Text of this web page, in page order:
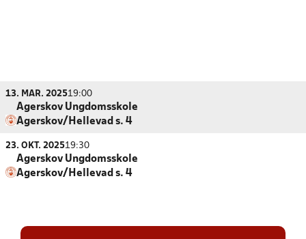
13. MAR. 202519:00
Agerskov Ungdomsskole
Agerskov/Hellevad s. 4
23. OKT. 202519:30
Agerskov Ungdomsskole
Agerskov/Hellevad s. 4